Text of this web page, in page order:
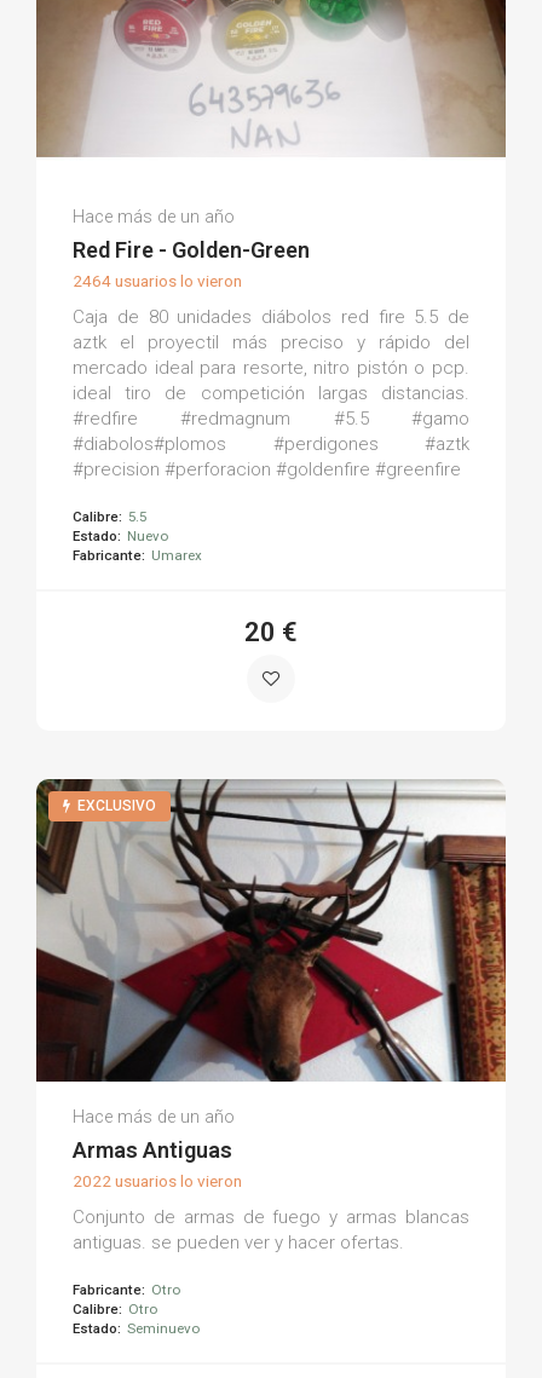
Nan F.
Hace más de un año
Red Fire - Golden-Green
2464 usuarios lo vieron
Caja de 80 unidades diábolos red fire 5.5 de
aztk el proyectil más preciso y rápido del
mercado ideal para resorte, nitro pistón o pcp.
ideal tiro de competición largas distancias.
#redfire #redmagnum #5.5 #gamo
#diabolos#plomos #perdigones #aztk
#precision #perforacion #goldenfire #greenfire
Calibre: 5.5
Estado: Nuevo
Fabricante: Umarex
20 €
EXCLUSIVO
Luis Antonio G.
Hace más de un año
Armas Antiguas
2022 usuarios lo vieron
Conjunto de armas de fuego y armas blancas
antiguas. se pueden ver y hacer ofertas.
Fabricante: Otro
Calibre: Otro
Estado: Seminuevo